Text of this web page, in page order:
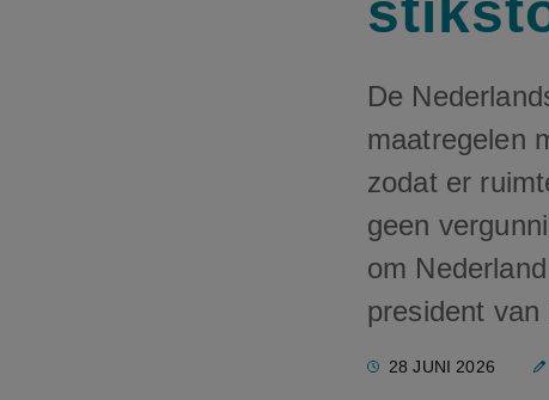
De
maatregelen
zodat er
geen
om
president
28 JUNI 2026